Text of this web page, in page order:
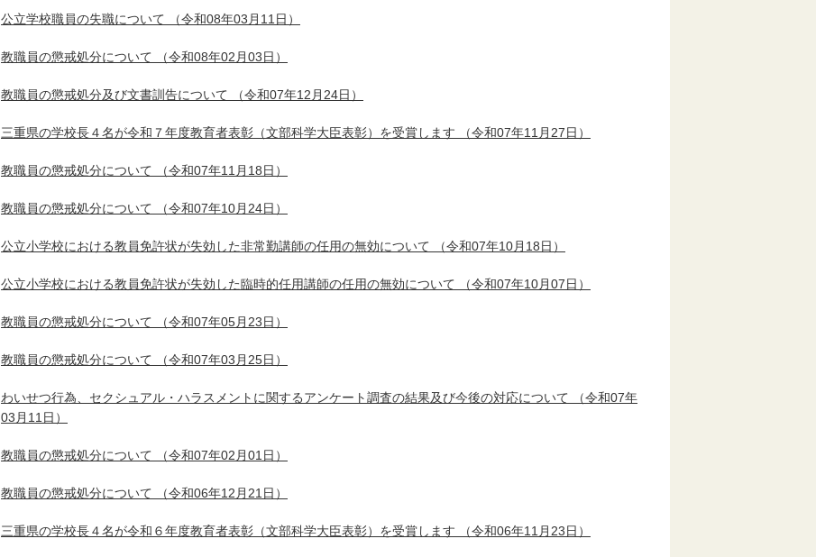
公立学校職員の失職について （令和08年03月11日）
教職員の懲戒処分について （令和08年02月03日）
教職員の懲戒処分及び文書訓告について （令和07年12月24日）
三重県の学校長４名が令和７年度教育者表彰（文部科学大臣表彰）を受賞します （令和07年11月27日）
教職員の懲戒処分について （令和07年11月18日）
教職員の懲戒処分について （令和07年10月24日）
公立小学校における教員免許状が失効した非常勤講師の任用の無効について （令和07年10月18日）
公立小学校における教員免許状が失効した臨時的任用講師の任用の無効について （令和07年10月07日）
教職員の懲戒処分について （令和07年05月23日）
教職員の懲戒処分について （令和07年03月25日）
わいせつ行為、セクシュアル・ハラスメントに関するアンケート調査の結果及び今後の対応について （令和07年
03月11日）
教職員の懲戒処分について （令和07年02月01日）
教職員の懲戒処分について （令和06年12月21日）
三重県の学校長４名が令和６年度教育者表彰（文部科学大臣表彰）を受賞します （令和06年11月23日）